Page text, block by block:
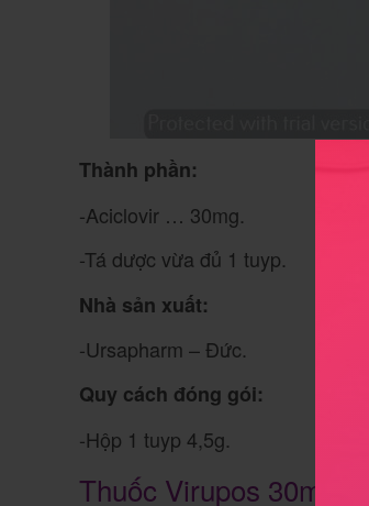
Thành phần:
-Aciclovir … 30mg.
-Tá dược vừa đủ 1 tuyp.
Nhà sản xuất:
-Ursapharm – Đức.
Quy cách đóng gói:
-Hộp 1 tuyp 4,5g.
Thuốc Virupos 30mg/